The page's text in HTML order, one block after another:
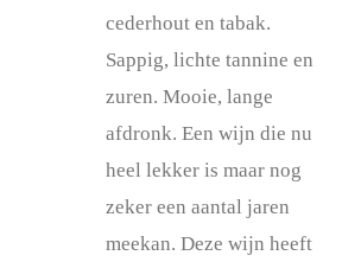
cederhout en tabak.
Sappig, lichte tannine en
zuren. Mooie, lange
afdronk. Een wijn die nu
heel lekker is maar nog
zeker een aantal jaren
meekan. Deze wijn heeft